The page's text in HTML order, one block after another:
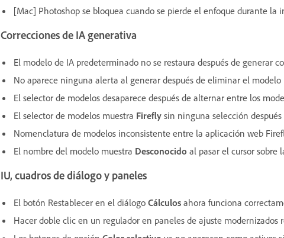
[Mac] Photoshop se bloquea cuando se pierde el enfoque durante la
Correcciones de IA generativa
El modelo de IA predeterminado no se restaura después de generar
No aparece ninguna alerta al generar después de eliminar el modelo
El selector de modelos desaparece después de alternar entre los
El selector de modelos muestra Firefly sin ninguna selección
Nomenclatura de modelos inconsistente entre la aplicación web
El nombre del modelo muestra Desconocido al pasar el cursor sobre
IU, cuadros de diálogo y paneles
El botón Restablecer en el diálogo Cálculos ahora funciona
Hacer doble clic en un regulador en paneles de ajuste modernizados